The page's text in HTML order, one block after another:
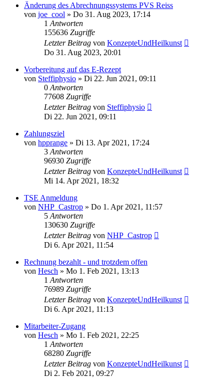
Änderung des Abrechnungssystems PVS Reiss
von joe_cool » Do 31. Aug 2023, 17:14
1 Antworten
155636 Zugriffe
Letzter Beitrag von KonzepteUndHeilkunst
Do 31. Aug 2023, 20:01
Vorbereitung auf das E-Rezept
von Steffiphysio » Di 22. Jun 2021, 09:11
0 Antworten
77608 Zugriffe
Letzter Beitrag von Steffiphysio
Di 22. Jun 2021, 09:11
Zahlungsziel
von hpprange » Di 13. Apr 2021, 17:24
3 Antworten
96930 Zugriffe
Letzter Beitrag von KonzepteUndHeilkunst
Mi 14. Apr 2021, 18:32
TSE Anmeldung
von NHP_Castrop » Do 1. Apr 2021, 11:57
5 Antworten
130630 Zugriffe
Letzter Beitrag von NHP_Castrop
Di 6. Apr 2021, 11:54
Rechnung bezahlt - und trotzdem offen
von Hesch » Mo 1. Feb 2021, 13:13
1 Antworten
76989 Zugriffe
Letzter Beitrag von KonzepteUndHeilkunst
Di 6. Apr 2021, 11:13
Mitarbeiter-Zugang
von Hesch » Mo 1. Feb 2021, 22:25
1 Antworten
68280 Zugriffe
Letzter Beitrag von KonzepteUndHeilkunst
Di 2. Feb 2021, 09:27